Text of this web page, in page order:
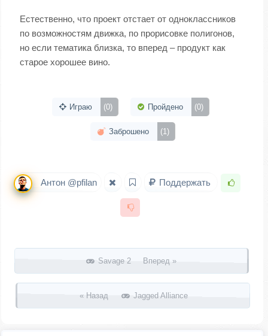
Естественно, что проект отстает от одноклассников
по возможностям движка, по прорисовке полигонов,
но если тематика близка, то вперед – продукт как
старое хорошее вино.
Играю (0) Пройдено (0)
Заброшено (1)
Антон @pfilan Поддержать
Запись навигация
Savage 2 Вперед »
« Назад Jagged Alliance